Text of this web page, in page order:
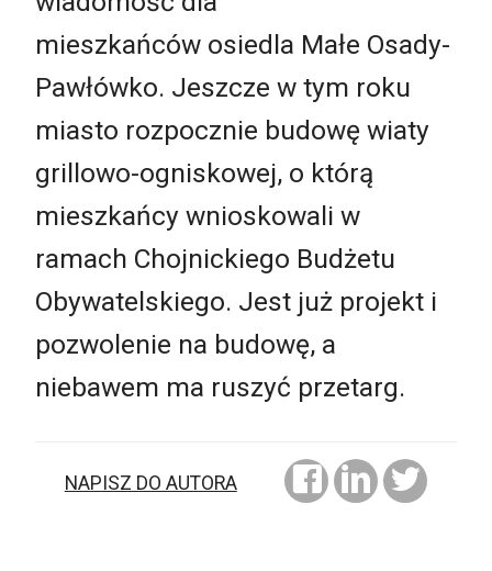
mieszkańców osiedla Małe Osady-
Pawłówko. Jeszcze w tym roku
miasto rozpocznie budowę wiaty
grillowo-ogniskowej, o którą
mieszkańcy wnioskowali w
ramach Chojnickiego Budżetu
Obywatelskiego. Jest już projekt i
pozwolenie na budowę, a
niebawem ma ruszyć przetarg.
NAPISZ DO AUTORA